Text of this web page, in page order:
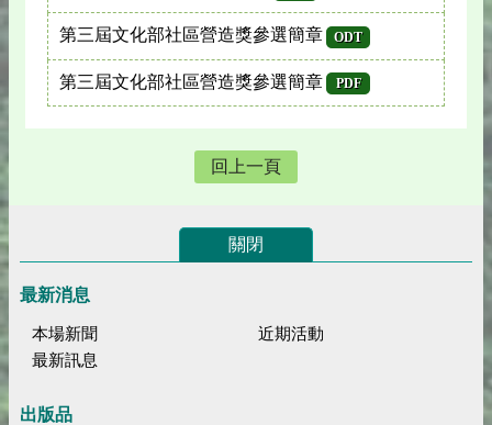
第三屆文化部社區營造獎參選簡章 ODT
第三屆文化部社區營造獎參選簡章 PDF
回上一頁
關閉
最新消息
本場新聞
近期活動
最新訊息
出版品